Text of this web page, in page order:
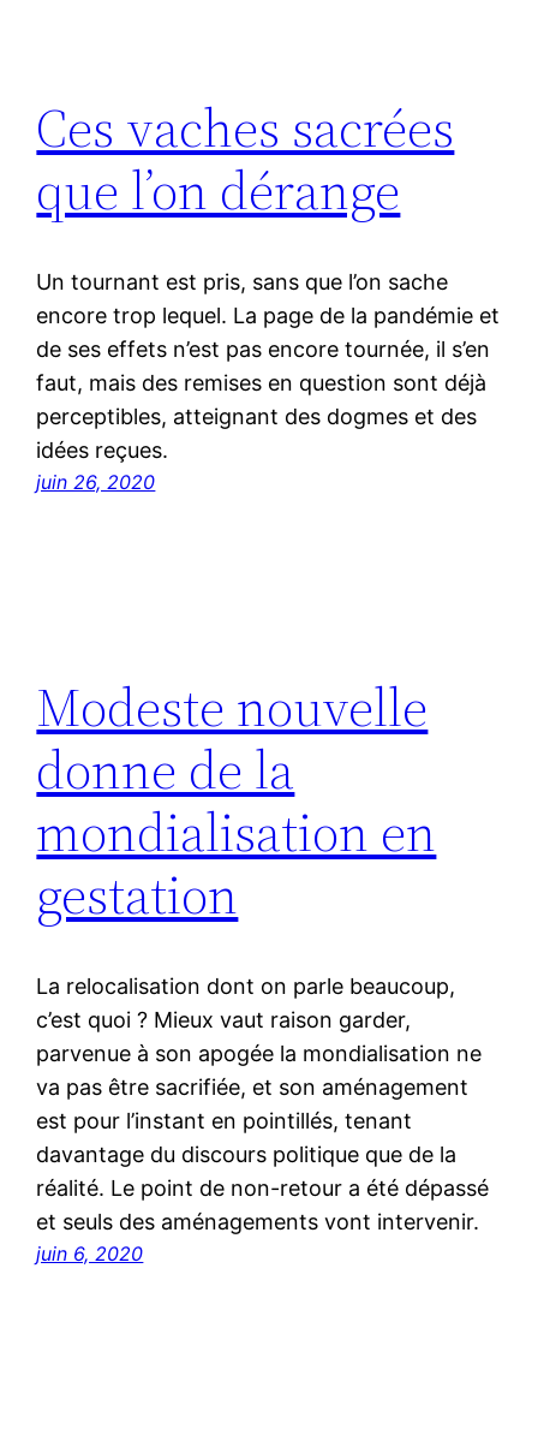
Ces vaches sacrées
que l’on dérange
Un tournant est pris, sans que l’on sache
encore trop lequel. La page de la pandémie et
de ses effets n’est pas encore tournée, il s’en
faut, mais des remises en question sont déjà
perceptibles, atteignant des dogmes et des
idées reçues.
juin 26, 2020
Modeste nouvelle
donne de la
mondialisation en
gestation
La relocalisation dont on parle beaucoup,
c’est quoi ? Mieux vaut raison garder,
parvenue à son apogée la mondialisation ne
va pas être sacrifiée, et son aménagement
est pour l’instant en pointillés, tenant
davantage du discours politique que de la
réalité. Le point de non-retour a été dépassé
et seuls des aménagements vont intervenir.
juin 6, 2020